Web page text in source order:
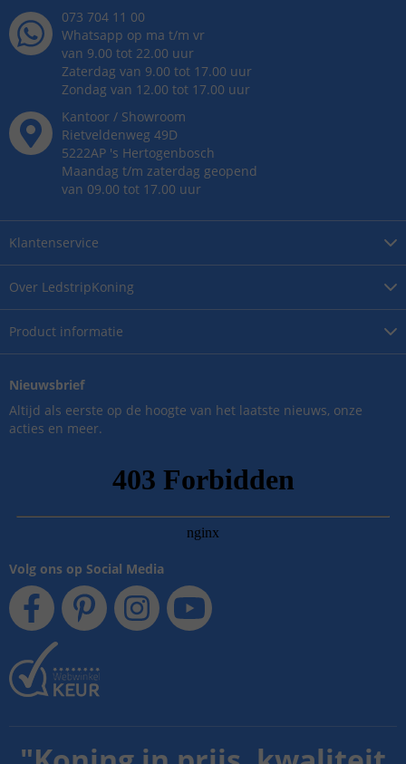
Over LedstripKoning
Product informatie
Klantenservice
073 704 11 00
Whatsapp op ma t/m vr
van 9.00 tot 22.00 uur
Zaterdag van 9.00 tot 17.00 uur
Zondag van 12.00 tot 17.00 uur
Kantoor / Showroom
Rietveldenweg 49D
5222AP 's Hertogenbosch
Maandag t/m zaterdag geopend
van 09.00 tot 17.00 uur
Nieuwsbrief
Altijd als eerste op de hoogte van het laatste nieuws, onze
acties en meer.
Volg ons op Social Media